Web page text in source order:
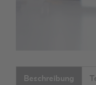
Anfang
derBeschreibung